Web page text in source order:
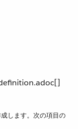
します。次の項目の